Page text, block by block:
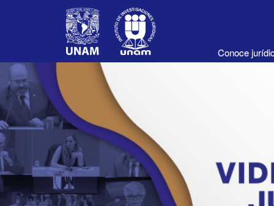
Conoce